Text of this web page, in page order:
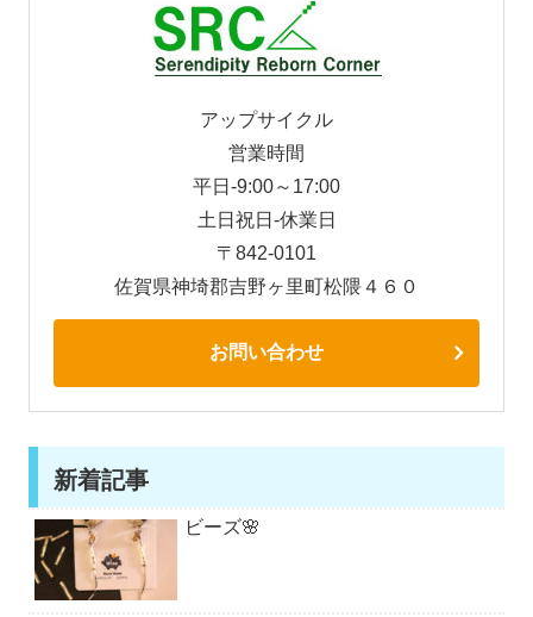
アップサイクル
営業時間
平日-9:00～17:00
土日祝日-休業日
〒842-0101
佐賀県神埼郡吉野ヶ里町松隈４６０
お問い合わせ
新着記事
ビーズ🌸